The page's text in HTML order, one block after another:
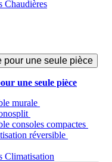
Chaudières
pour une seule pièce
une seule pièce
murale
consoles compactes
réversible
Climatisation